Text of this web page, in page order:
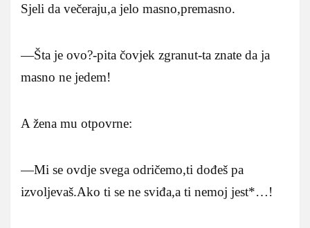
Sjeli da večeraju,a jelo masno,premasno.
—Šta je ovo?-pita čovjek zgranut-ta znate da ja
masno ne jedem!
A žena mu otpovrne:
—Mi se ovdje svega odričemo,ti dođeš pa
izvoljevaš.Ako ti se ne sviđa,a ti nemoj jest*…!